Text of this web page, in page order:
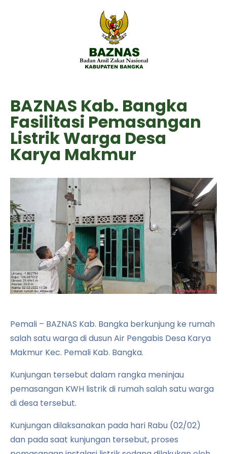
BAZNAS Kab. Bangka
Fasilitasi Pemasangan
Listrik Warga Desa
Karya Makmur
Pemali – BAZNAS Kab. Bangka berkunjung ke rumah
salah satu warga di dusun Air Pengabis Desa Karya
Makmur Kec. Pemali Kab. Bangka.
Kunjungan tersebut dalam rangka meninjau
pemasangan KWH listrik di rumah salah satu warga
di desa tersebut.
Kunjungan dilaksanakan pada hari Rabu (02/02)
dan pada saat kunjungan tersebut, proses